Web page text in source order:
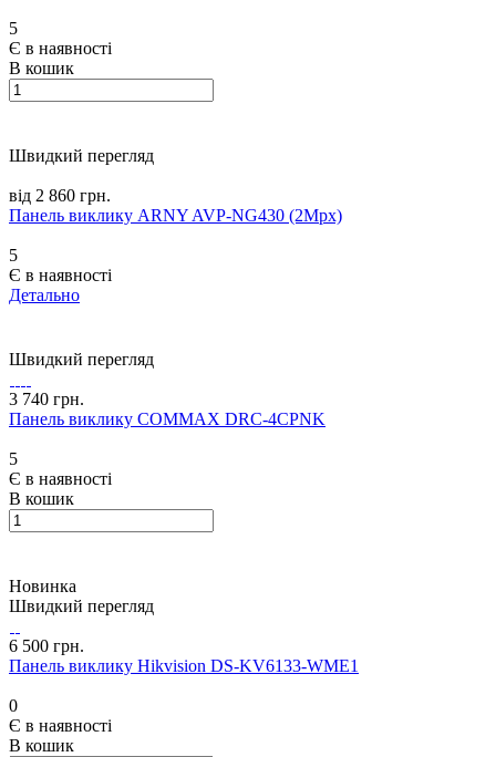
5
Є в наявності
В кошик
Швидкий перегляд
від 2 860 грн.
Панель виклику ARNY AVP-NG430 (2Mpx)
5
Є в наявності
Детально
Швидкий перегляд
3 740 грн.
Панель виклику COMMAX DRC-4CPNK
5
Є в наявності
В кошик
Новинка
Швидкий перегляд
6 500 грн.
Панель виклику Hikvision DS-KV6133-WME1
0
Є в наявності
В кошик